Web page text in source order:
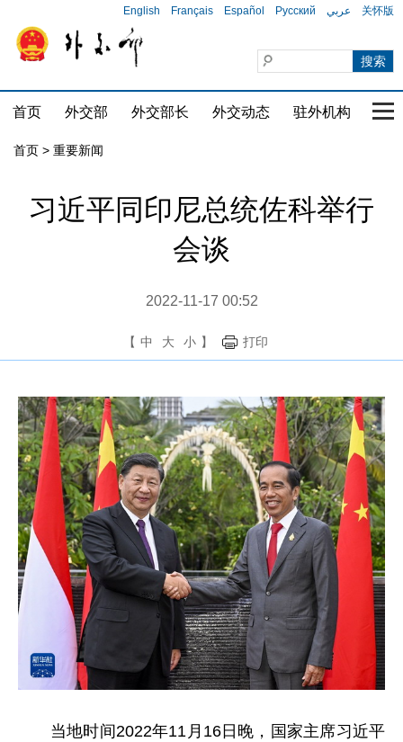
English Français Español Русский عربي 关怀版
首页 外交部 外交部长 外交动态 驻外机构 国
首页 > 重要新闻
习近平同印尼总统佐科举行
会谈
2022-11-17 00:52
【 中 大 小 】 打印
当地时间2022年11月16日晚，国家主席习近平